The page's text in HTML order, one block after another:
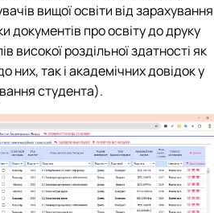
вищої освіти від зарахування
документів про освіту до друку
високої роздільної здатності як
них, так і академічних довідок у
студента).